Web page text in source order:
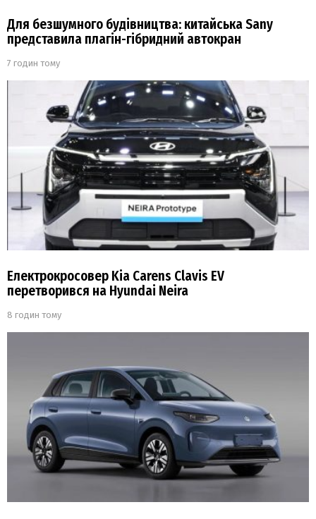
Для безшумного будівництва: китайська Sany
представила плагін-гібридний автокран
7 годин тому
Електрокросовер Kia Carens Clavis EV
перетворився на Hyundai Neira
8 годин тому